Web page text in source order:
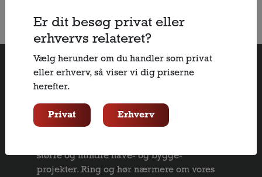
Vores sortiment
Hos Finn Inn udlejer vi både biler, lifte,
materiel og trailere. Vi udvider fortsat
større og mindre have- og bygge-
projekter. Ring og hør nærmere om vores
Er dit besøg privat eller
erhvervs relateret?
Vælg herunder om du handler som privat
eller erhverv, så viser vi dig priserne
herefter.
Privat Erhverv